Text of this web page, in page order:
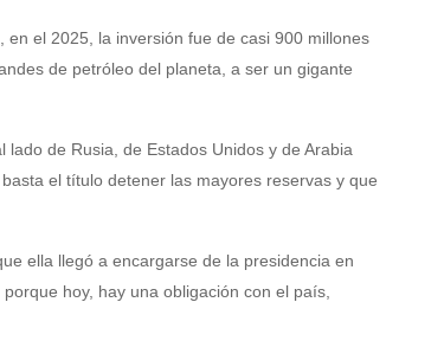
el 2025, la inversión fue de casi 900 millones
de petróleo del planeta, a ser un gigante
de Rusia, de Estados Unidos y de Arabia
el título detener las mayores reservas y que
ella llegó a encargarse de la presidencia en
hoy, hay una obligación con el país,